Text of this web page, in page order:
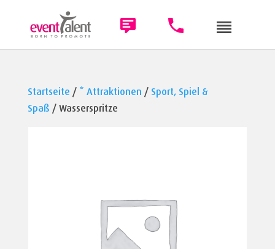
Startseite / * Attraktionen / Sport, Spiel &
Spaß / Wasserspritze